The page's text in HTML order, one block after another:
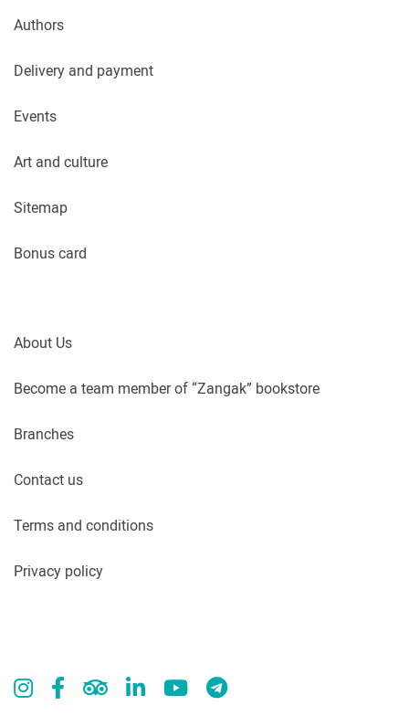
Authors
Delivery and payment
Events
Art and culture
Sitemap
Bonus card
About Us
Become a team member of “Zangak” bookstore
Branches
Contact us
Terms and conditions
Privacy policy